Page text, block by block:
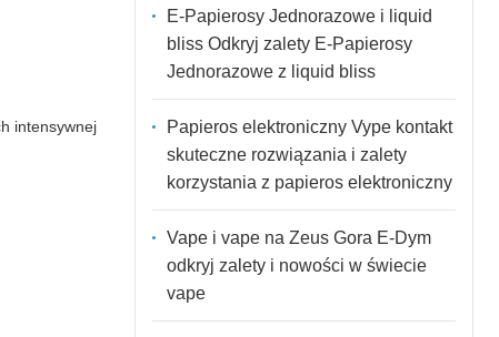
intensywnej
E-Papierosy Jednorazowe i liquid
bliss Odkryj zalety E-Papierosy
Jednorazowe z liquid bliss
Papieros elektroniczny Vype kontakt
skuteczne rozwiązania i zalety
korzystania z papieros elektroniczny
Vape i vape na Zeus Gora E-Dym
odkryj zalety i nowości w świecie
vape